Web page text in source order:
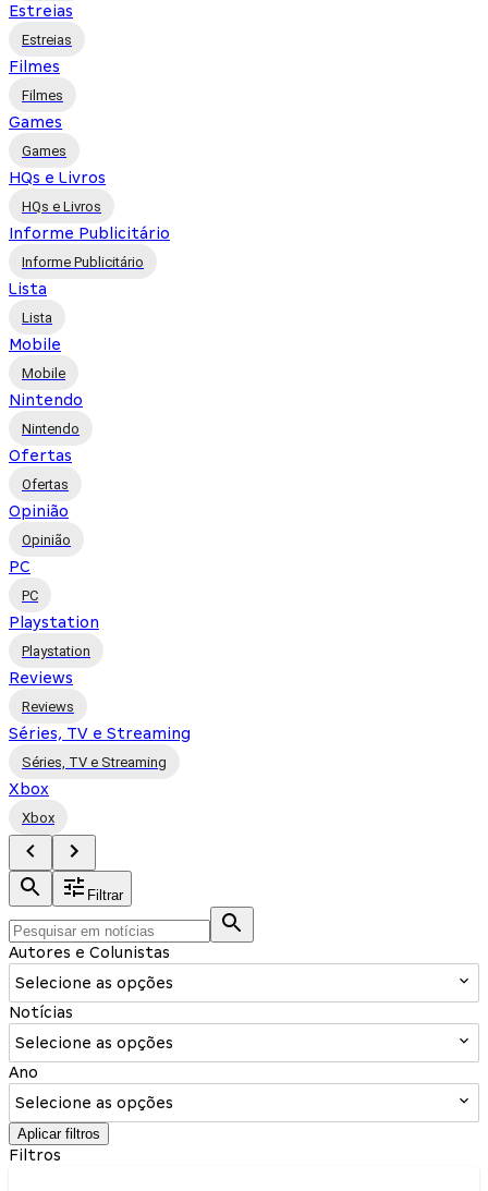
Estreias
Estreias
Filmes
Filmes
Games
Games
HQs e Livros
HQs e Livros
Informe Publicitário
Informe Publicitário
Lista
Lista
Mobile
Mobile
Nintendo
Nintendo
Ofertas
Ofertas
Opinião
Opinião
PC
PC
Playstation
Playstation
Reviews
Reviews
Séries, TV e Streaming
Séries, TV e Streaming
Xbox
Xbox
Filtrar
Autores e Colunistas
Selecione as opções
Notícias
Selecione as opções
Ano
Selecione as opções
Aplicar filtros
Filtros